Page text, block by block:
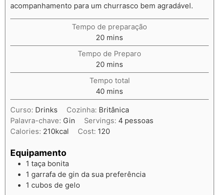
acompanhamento para um churrasco bem agradável.
Tempo de preparação
20 mins
Tempo de Preparo
20 mins
Tempo total
40 mins
Curso: Drinks Cozinha: Britânica
Palavra-chave: Gin Servings: 4 pessoas
Calories: 210kcal Cost: 120
Equipamento
1 taça bonita
1 garrafa de gin da sua preferência
1 cubos de gelo